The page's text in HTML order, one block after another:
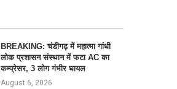
BREAKING: चंडीगढ़ में महात्मा गांधी
लोक प्रशासन संस्थान में फटा AC का
कम्प्रेसर, 3 लोग गंभीर घायल
August 6, 2026